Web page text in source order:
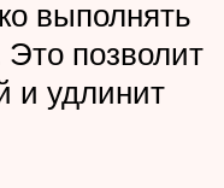
выполнять
позволит
и удлинит